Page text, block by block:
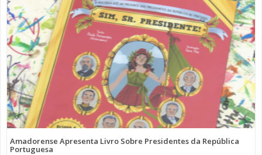
Amadorense Apresenta Livro Sobre Presidentes da República
Portuguesa